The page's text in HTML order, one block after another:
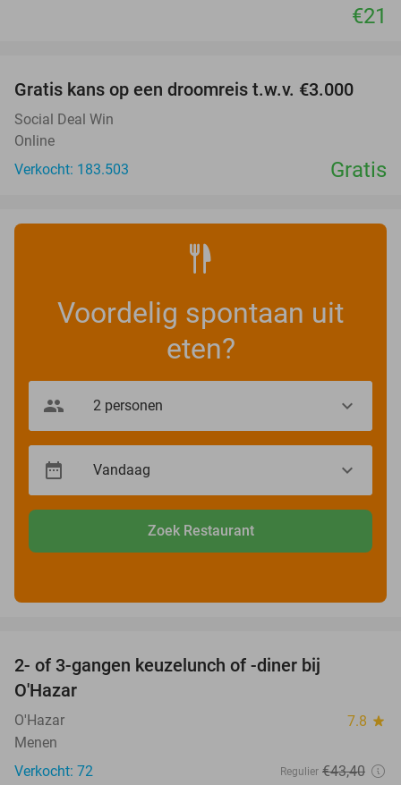
€21
Gratis kans op een droomreis t.w.v. €3.000
Social Deal Win
Online
Verkocht: 183.503
Gratis
Voordelig spontaan uit
eten?
Zoek Restaurant
2- of 3-gangen keuzelunch of -diner bij
O'Hazar
O'Hazar 7.8 star
Menen
Verkocht: 72
Regulier €43,40